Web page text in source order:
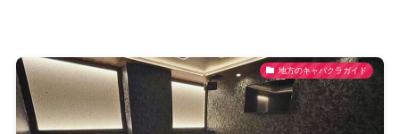
地方のキャバクラガイド